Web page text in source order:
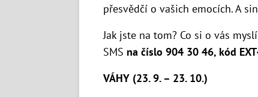
přesvědčí o vašich emocích. A
Jak jste na tom? Co si o vás
SMS na číslo 904 30 46, kód
VÁHY (23. 9. – 23. 10.)